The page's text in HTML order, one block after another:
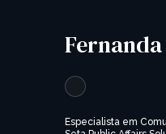
Especialista em